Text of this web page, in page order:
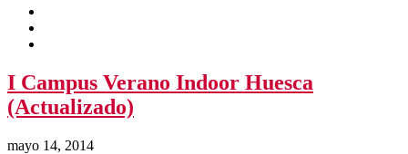
I Campus Verano Indoor Huesca
(Actualizado)
mayo 14, 2014